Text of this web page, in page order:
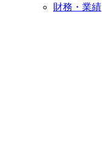
財務・業績